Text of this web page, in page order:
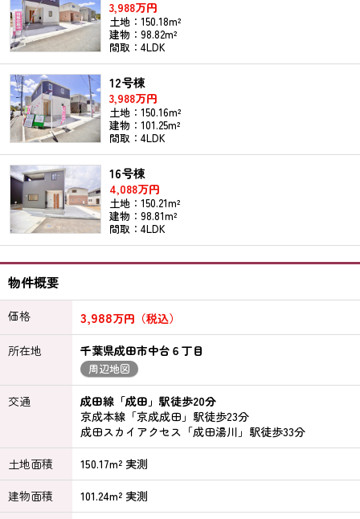
3,988万円
土地：150.18m²
建物：98.82m²
間取：4LDK
12号棟
3,988万円
土地：150.16m²
建物：101.25m²
間取：4LDK
16号棟
4,088万円
土地：150.21m²
建物：98.81m²
間取：4LDK
物件概要
価格 3,988万円（税込）
所在地
千葉県成田市中台６丁目
周辺地図
交通
成田線「成田」駅徒歩20分
京成本線「京成成田」駅徒歩23分
成田スカイアクセス「成田湯川」駅徒歩33分
土地面積
150.17m² 実測
建物面積
101.24m² 実測